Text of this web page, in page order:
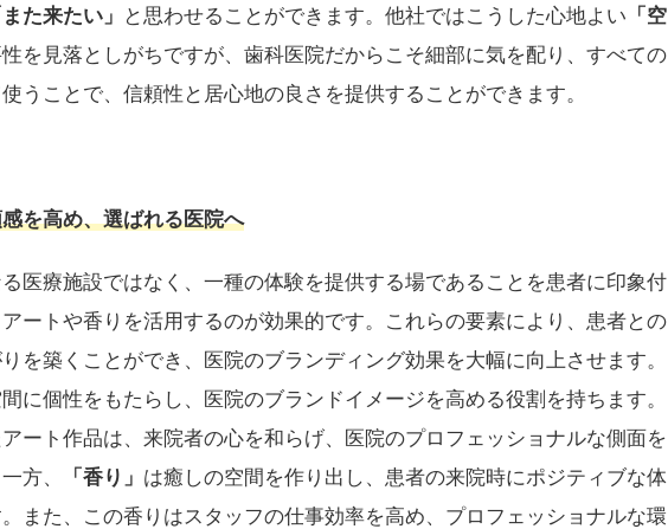
また来たい」 と思わせることができます。他社ではこうした心地よい 「空
を見落としがちですが、歯科医院だからこそ細部に気を配り、すべての
うことで、信頼性と居心地の良さを提供することができます。
を高め、選ばれる医院へ
医療施設ではなく、一種の体験を提供する場であることを患者に印象付
ートや香りを活用するのが効果的です。これらの要素により、患者との
を築くことができ、医院のブランディング効果を大幅に向上させます。
に個性をもたらし、医院のブランドイメージを高める役割を持ちます。
ート作品は、来院者の心を和らげ、医院のプロフェッショナルな側面を
方、
「香り」 は癒しの空間を作り出し、患者の来院時にポジティブな体
また、この香りはスタッフの仕事効率を高め、プロフェッショナルな環